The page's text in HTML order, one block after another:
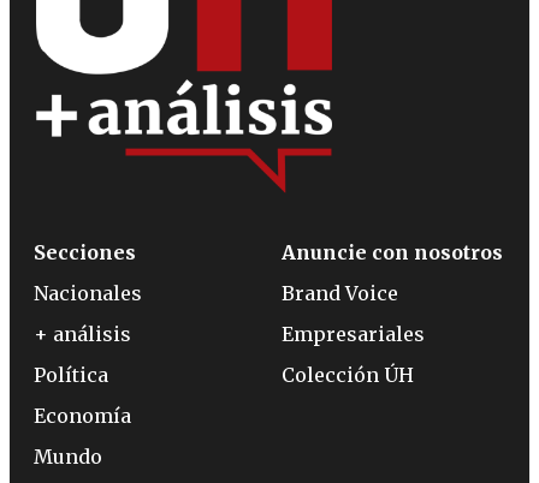
Secciones
Nacionales
+ análisis
Política
Economía
Mundo
Anuncie con nosotros
Brand Voice
Empresariales
Colección ÚH